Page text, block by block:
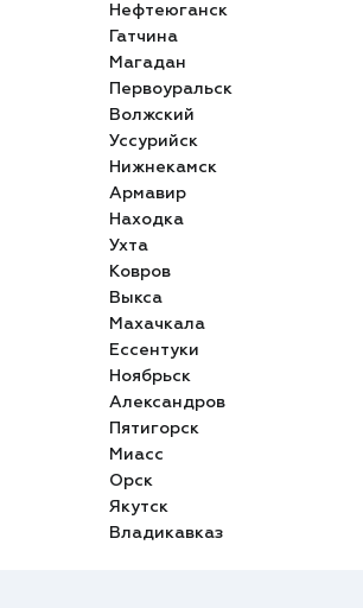
Нефтеюганск
Гатчина
Магадан
Первоуральск
Волжский
Уссурийск
Нижнекамск
Армавир
Находка
Ухта
Ковров
Выкса
Махачкала
Ессентуки
Ноябрьск
Александров
Пятигорск
Миасс
Орск
Якутск
Владикавказ